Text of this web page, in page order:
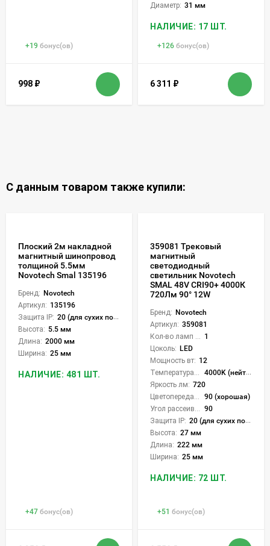
+19 бонус(ов)
998 ₽
Диаметр: 31 мм
НАЛИЧИЕ: 17 ШТ.
+126 бонус(ов)
6 311 ₽
С данным товаром также купили:
Плоский 2м накладной
магнитный шинопровод
толщиной 5.5мм
Novotech Smal 135196
Бренд: Novotech
Артикул: 135196
Защита IP: 20 (для сухих пом.)
Высота: 5.5 мм
Длина: 2000 мм
Ширина: 25 мм
НАЛИЧИЕ: 481 ШТ.
+47 бонус(ов)
359081 Трековый
магнитный
светодиодный
светильник Novotech
SMAL 48V CRI90+ 4000К
720Лм 90° 12W
Бренд: Novotech
Артикул: 359081
1
Цоколь: LED
Мощность вт: 12
4000K (нейтральный)
Яркость лм: 720
90 (хорошая)
90
Защита IP: 20 (для сухих пом.)
Высота: 27 мм
Длина: 222 мм
Ширина: 25 мм
НАЛИЧИЕ: 72 ШТ.
+51 бонус(ов)